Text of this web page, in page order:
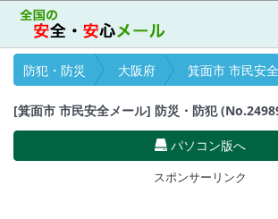
防犯・防災
大阪府 箕面市 市民安
[箕面市 市民安全メール] 防災・防犯
パソコン版へ
スポンサーリンク